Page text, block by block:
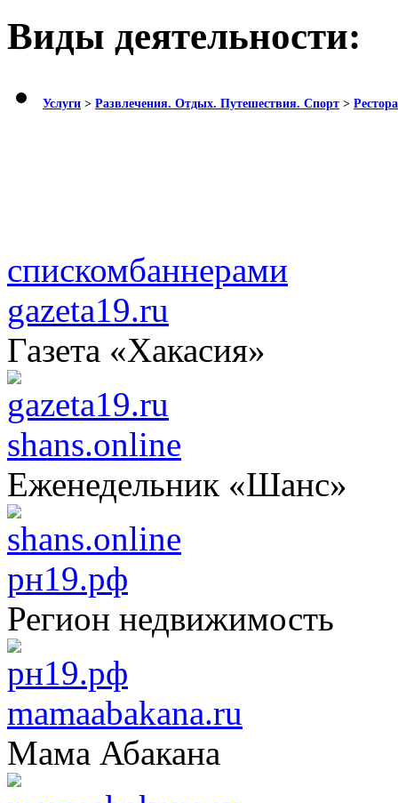
Виды деятельности:
Услуги > Развлечения. Отдых. Путешествия. Спорт >
спискомбаннерами
gazeta19.ru
Газета «Хакасия»
shans.online
Еженедельник «Шанс»
рн19.рф
Регион недвижимость
mamaabakana.ru
Мама Абакана